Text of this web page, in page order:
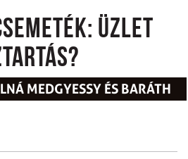
üzlet
MEDGYESSY ÉS BARÁTH